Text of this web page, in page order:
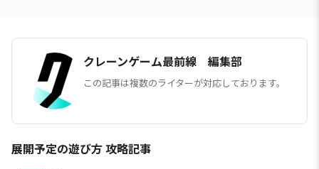
クレーンゲーム最前線 編集部
この記事は複数のライターが対応しております。
展開予定の遊び方 攻略記事